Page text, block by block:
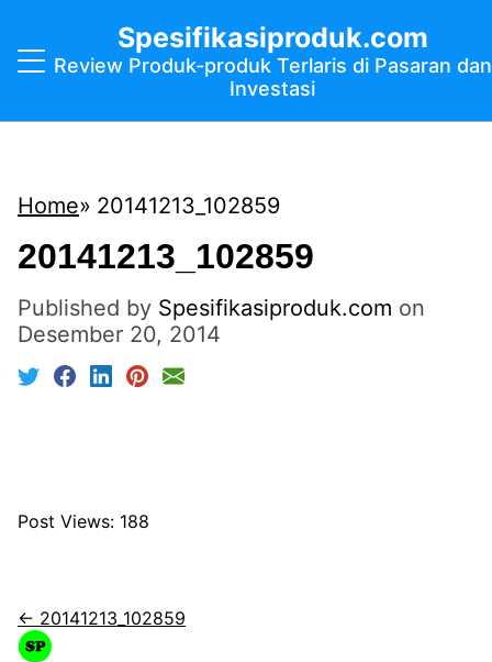
Spesifikasiproduk.com
Review Produk-produk Terlaris di Pasaran dan
Investasi
Home 20141213_102859
20141213_102859
Published by Spesifikasiproduk.com on
Desember 20, 2014
Post Views: 188
← 20141213_102859